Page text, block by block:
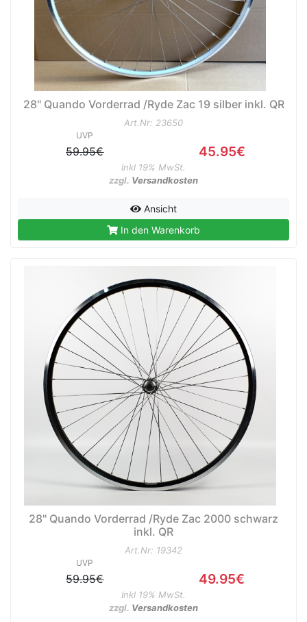
28" Quando Vorderrad /Ryde Zac 19 silber inkl. QR
Art.Nr: 23650
UVP
59.95€ 45.95€
Inkl 19% MwSt.
zzgl. Versandkosten
Ansicht
In den Warenkorb
28" Quando Vorderrad /Ryde Zac 2000 schwarz
inkl. QR
Art.Nr: 19342
UVP
59.95€ 49.95€
Inkl 19% MwSt.
zzgl. Versandkosten